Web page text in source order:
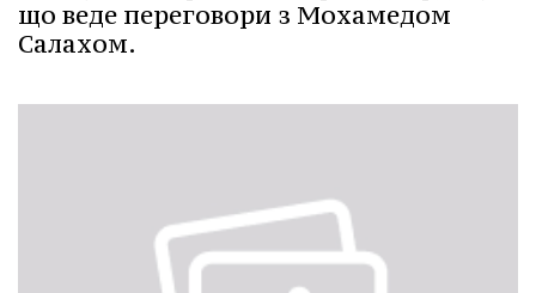
що веде переговори з Мохамедом
Салахом.